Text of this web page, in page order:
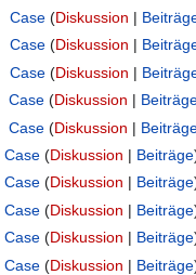
Case Diskussion
Case Diskussion
Case Diskussion
Case Diskussion
Case Diskussion
Case Diskussion Beiträge
Case Diskussion Beiträge
Case Diskussion Beiträge
Case Diskussion Beiträge
Case Diskussion Beiträge